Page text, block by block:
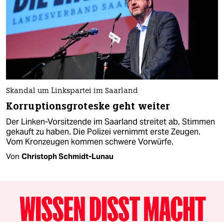
Skandal um Linkspartei im Saarland
Korruptionsgroteske geht weiter
Der Linken-Vorsitzende im Saarland streitet ab, Stimmen
gekauft zu haben. Die Polizei vernimmt erste Zeugen.
Vom Kronzeugen kommen schwere Vorwürfe.
Von Christoph Schmidt-Lunau